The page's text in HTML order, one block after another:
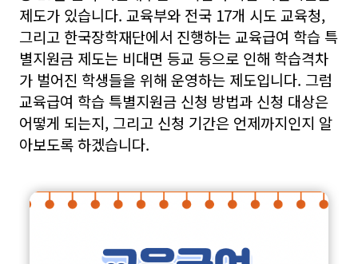
제도가 있습니다. 교육부와 전국 17개 시도 교육청,
그리고 한국장학재단에서 진행하는 교육급여 학습 특
별지원금 제도는 비대면 등교 등으로 인해 학습격차
가 벌어진 학생들을 위해 운영하는 제도입니다. 그럼
교육급여 학습 특별지원금 신청 방법과 신청 대상은
어떻게 되는지, 그리고 신청 기간은 언제까지인지 알
아보도록 하겠습니다.